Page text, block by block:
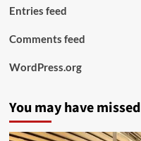
Entries feed
Comments feed
WordPress.org
You may have missed